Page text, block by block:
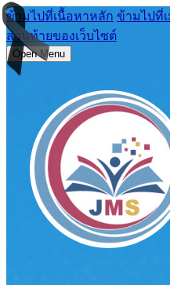
ข้ามไปที่เนื้อหาหลัก ข้ามไปที่
ส่วนท้ายของเว็บไซต์
Open Menu